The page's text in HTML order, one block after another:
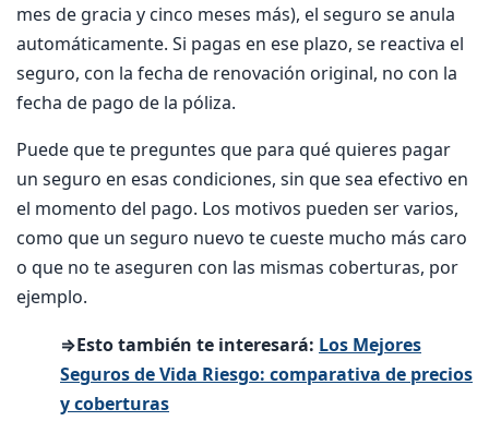
mes de gracia y cinco meses más), el seguro se anula
automáticamente. Si pagas en ese plazo, se reactiva el
seguro, con la fecha de renovación original, no con la
fecha de pago de la póliza.
Puede que te preguntes que para qué quieres pagar
un seguro en esas condiciones, sin que sea efectivo en
el momento del pago. Los motivos pueden ser varios,
como que un seguro nuevo te cueste mucho más caro
o que no te aseguren con las mismas coberturas, por
ejemplo.
⇒Esto también te interesará: Los Mejores
Seguros de Vida Riesgo: comparativa de precios
y coberturas